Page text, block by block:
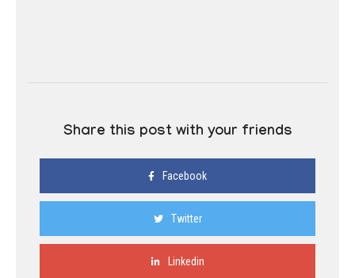
Share this post with your friends
Facebook
Twitter
Linkedin